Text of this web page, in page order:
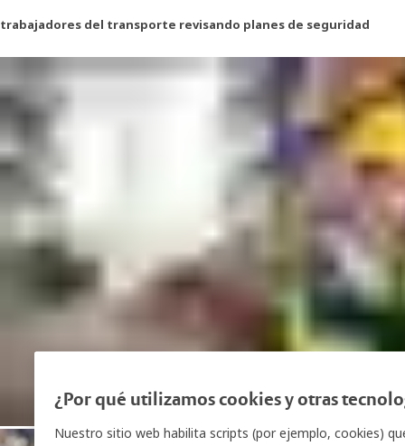
trabajadores del transporte revisando planes de seguridad
¿Por qué utilizamos cookies y otras
Nuestro sitio web habilita scripts (por ejemplo, cookies)